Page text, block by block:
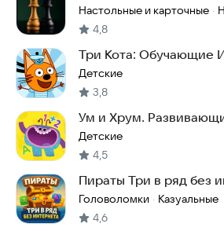
Настольные и карточные ·
4,8
Три Кота: Обучающие
Детские
3,8
Ум и Хрум.
от 2 лет
Детские
4,5
Пираты Три в ряд без
Головоломки · Казуальные
4,6